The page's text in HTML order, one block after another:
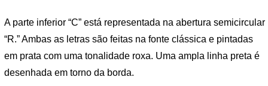
A parte inferior “C” está representada na abertura semicircular
“R.” Ambas as letras são feitas na fonte clássica e pintadas
em prata com uma tonalidade roxa. Uma ampla linha preta é
desenhada em torno da borda.